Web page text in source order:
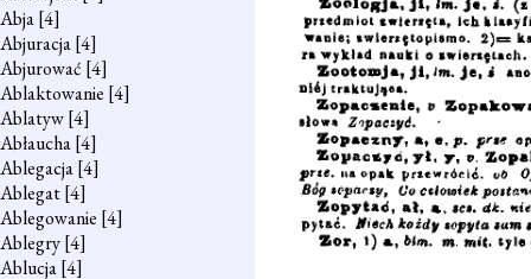
Abja[4]
Abjuracja[4]
Abjurować [4]
Ablaktowanie [4]
Ablatyw[4]
Abłaucha[4]
Ablegacja[4]
Ablegat[4]
Ablegowanie [4]
Ablegry[4]
Ablucja[4]